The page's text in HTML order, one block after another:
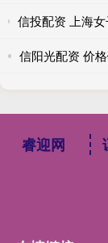
睿迎网